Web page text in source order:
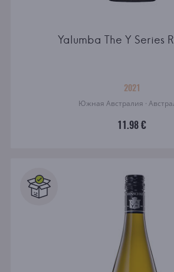
Yalumba The Y Series
2021
Южная Австралия ·
11.98 €